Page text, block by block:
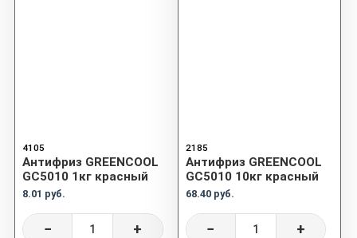
4105
Антифриз GREENCOOL
GC5010 1кг красный
8.01 руб.
− +
2185
Антифриз GREENCOOL
GC5010 10кг красный
68.40 руб.
− +